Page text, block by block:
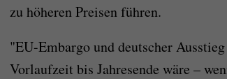
zu höheren Preisen führen.
"EU-Embargo und deutscher
Vorlaufzeit bis Jahresende wäre –